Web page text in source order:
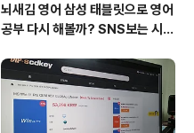
뇌새김 영어 삼성 태블릿으로 영어
공부 다시 해볼까? SNS보는 시간